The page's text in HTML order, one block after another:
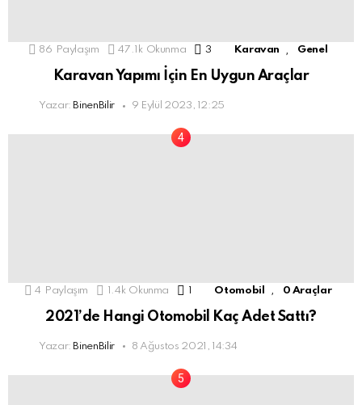
86 Paylaşım 47.1k Okunma 3 Comments
Karavan Genel
Karavan Yapımı İçin En Uygun Araçlar
Yazar: BinenBilir 9 Eylül 2023, 12:25
4 Paylaşım 1.4k Okunma 1 YorumOtomobil , 0 Araçlar
2021’de Hangi Otomobil Kaç Adet Sattı?
Yazar: BinenBilir 8 Ağustos 2021, 14:34